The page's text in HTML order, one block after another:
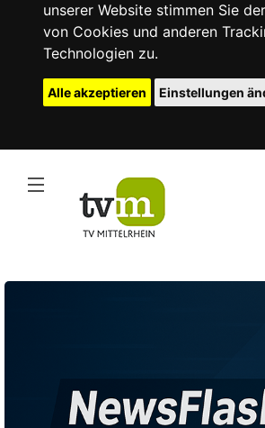
unserer Website stimmen Sie
von Cookies und anderen
Technologien zu.
Alle akzeptieren Einstellungen